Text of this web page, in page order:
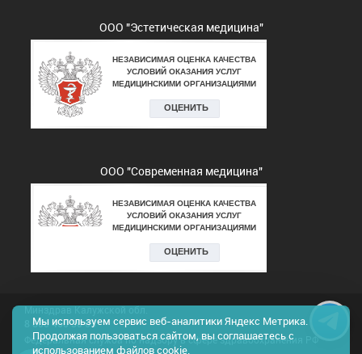
ООО "Эстетическая медицина"
ООО "Современная медицина"
Минздрав Калужской обл.
8 800 450 30 03
Федеральная служба по надзору в сфере здравоохранения РФ
Мы используем сервис веб-аналитики Яндекс Метрика.
Продолжая пользоваться сайтом, вы соглашаетесь с
использованием файлов cookie.